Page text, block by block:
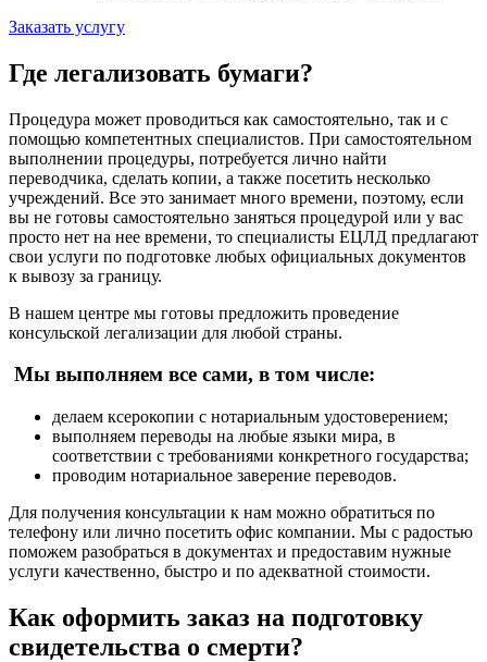
Заказать услугу
Где легализовать бумаги?
Процедура может проводиться как самостоятельно, так и с
помощью компетентных специалистов. При самостоятельном
выполнении процедуры, потребуется лично найти
переводчика, сделать копии, а также посетить несколько
учреждений. Все это занимает много времени, поэтому, если
вы не готовы самостоятельно заняться процедурой или у вас
просто нет на нее времени, то специалисты ЕЦЛД предлагают
свои услуги по подготовке любых официальных документов
к вывозу за границу.
В нашем центре мы готовы предложить проведение
консульской легализации для любой страны.
Мы выполняем все сами, в том числе:
делаем ксерокопии с нотариальным удостоверением;
выполняем переводы на любые языки мира, в
соответствии с требованиями конкретного государства;
проводим нотариальное заверение переводов.
Для получения консультации к нам можно обратиться по
телефону или лично посетить офис компании. Мы с радостью
поможем разобраться в документах и предоставим нужные
услуги качественно, быстро и по адекватной стоимости.
Как оформить заказ на подготовку
свидетельства о смерти?